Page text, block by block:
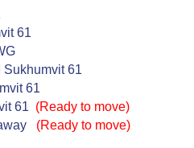
61
Sukhumvit 61
61
61 (Ready to move)
(Ready to move)